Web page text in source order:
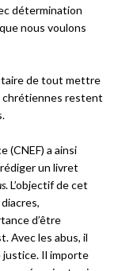
détermination
nous voulons
de tout mettre
chrétiennes restent
(CNEF) a ainsi
un livret
. L’objectif de cet
d’être
Avec les abus, il
justice. Il importe